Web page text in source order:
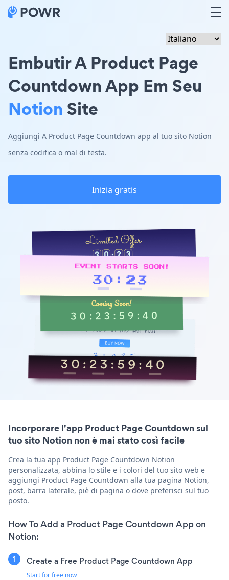
Embutir A Product Page
Countdown App Em Seu
NotionSite
Aggiungi A Product Page Countdown app al tuo sito Notion
senza codifica o mal di testa.
Inizia gratis
Incorporare l'app Product Page Countdown sul
tuo sito Notion non è mai stato così facile
Crea la tua app Product Page Countdown Notion
personalizzata, abbina lo stile e i colori del tuo sito web e
aggiungi Product Page Countdown alla tua pagina Notion,
post, barra laterale, piè di pagina o dove preferisci sul tuo
posto.
How To Add a Product Page Countdown App on
Notion:
Create a Free Product Page Countdown App
Start for free now